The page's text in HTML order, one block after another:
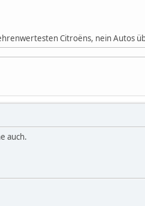
Citroëns, nein Autos
auch.